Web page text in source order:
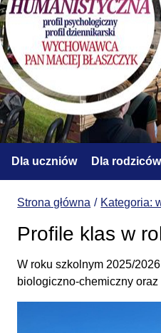
Dla uczniów Dla rodziców
Strona główna Kategoria:
Profile klas w
W roku szkolnym 2025/
biologiczno-chemiczny